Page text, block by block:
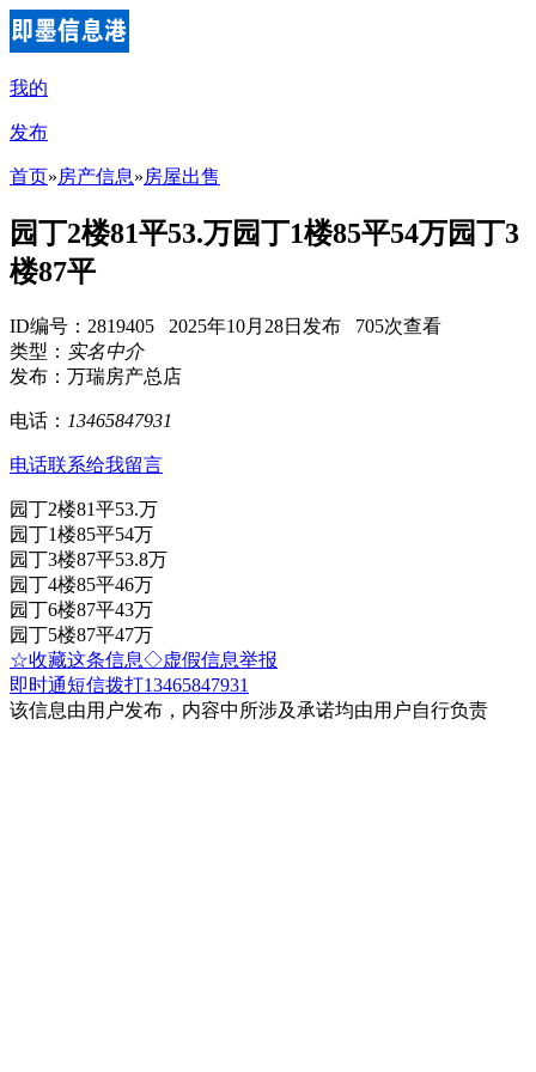
我的
发布
首页»房产信息»房屋出售
园丁2楼81平53.万园丁1楼85平54万园丁3
楼87平
ID编号：2819405 2025年10月28日发布 705次查看
类型： 实名中介
发布：万瑞房产总店
电话： 13465847931
电话联系给我留言
园丁2楼81平53.万
园丁1楼85平54万
园丁3楼87平53.8万
园丁4楼85平46万
园丁6楼87平43万
园丁5楼87平47万
☆收藏这条信息◇虚假信息举报
即时通短信拨打13465847931
该信息由用户发布，内容中所涉及承诺均由用户自行负责